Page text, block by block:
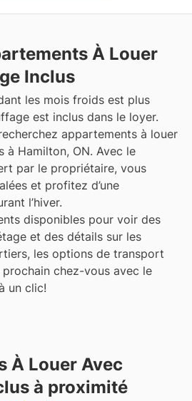
À Louer
Inclus
les mois froids est plus
est inclus dans le loyer.
appartements à louer
à Hamilton, ON. Avec le
par le propriétaire, vous
et profitez d’une
l’hiver.
disponibles pour voir des
et des détails sur les
les options de transport
chez-vous avec le
un clic!
À Louer Avec
à proximité